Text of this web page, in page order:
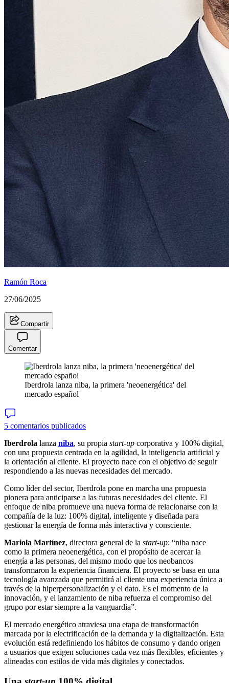
Ramón Roca
27/06/2025
Compartir
Comentar
Iberdrola lanza niba, la primera 'neoenergética' del
mercado español
5 comentarios publicados
Iberdrola lanza niba, su propia start-up corporativa y 100% digital,
con una propuesta centrada en la agilidad, la inteligencia artificial y
la orientación al cliente. El proyecto nace con el objetivo de seguir
respondiendo a las nuevas necesidades del mercado.
Como líder del sector, Iberdrola pone en marcha una propuesta
pionera para anticiparse a las futuras necesidades del cliente. El
enfoque de niba promueve una nueva forma de relacionarse con la
compañía de la luz: 100% digital, inteligente y diseñada para
gestionar la energía de forma más interactiva y consciente.
Mariola Martínez, directora general de la start-up: “niba nace
como la primera neoenergética, con el propósito de acercar la
energía a las personas, del mismo modo que los neobancos
transformaron la experiencia financiera. El proyecto se basa en una
tecnología avanzada que permitirá al cliente una experiencia única a
través de la hiperpersonalización y el dato. Es el momento de la
innovación, y el lanzamiento de niba refuerza el compromiso del
grupo por estar siempre a la vanguardia”.
El mercado energético atraviesa una etapa de transformación
marcada por la electrificación de la demanda y la digitalización. Esta
evolución está redefiniendo los hábitos de consumo y dando origen
a usuarios que exigen soluciones cada vez más flexibles, eficientes y
alineadas con estilos de vida más digitales y conectados.